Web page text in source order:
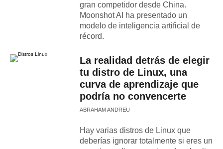
gran competidor desde China.
Moonshot AI ha presentado un
modelo de inteligencia artificial de
récord.
La realidad detrás de elegir
tu distro de Linux, una
curva de aprendizaje que
podría no convencerte
ABRAHAM ANDREU
Hay varias distros de Linux que
deberías ignorar totalmente si eres un